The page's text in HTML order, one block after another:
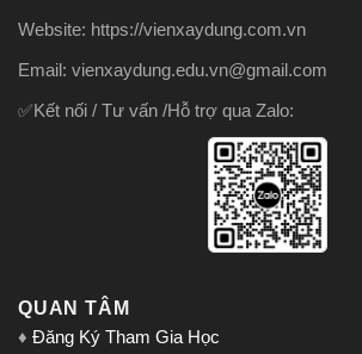
Website: https://vienxaydung.com.vn
Email: vienxaydung.edu.vn@gmail.com
✅Kết nối / Tư vấn /Hỗ trợ qua Zalo:
QUAN TÂM
♦ Đăng Ký Tham Gia Học